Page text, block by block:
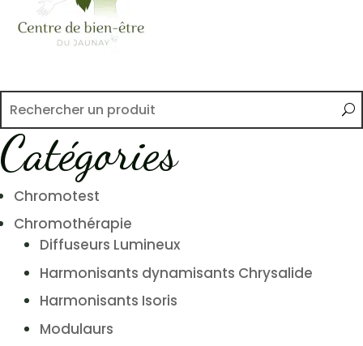
Catégories
Chromotest
Chromothérapie
Diffuseurs Lumineux
Harmonisants dynamisants Chrysalide
Harmonisants Isoris
Modulaurs